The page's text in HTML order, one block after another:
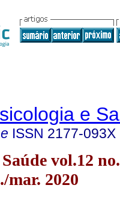
e
ISSN 2177-093X
vol.12
mar. 2020